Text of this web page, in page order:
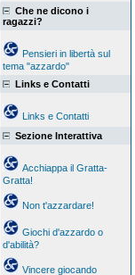
Che ne dicono i
ragazzi?
Pensieri in libertà sul
tema "azzardo"
Links e Contatti
Links e Contatti
Sezione Interattiva
Acchiappa il Gratta-
Gratta!
Non t'azzardare!
Giochi d'azzardo o
d'abilità?
Vincere giocando